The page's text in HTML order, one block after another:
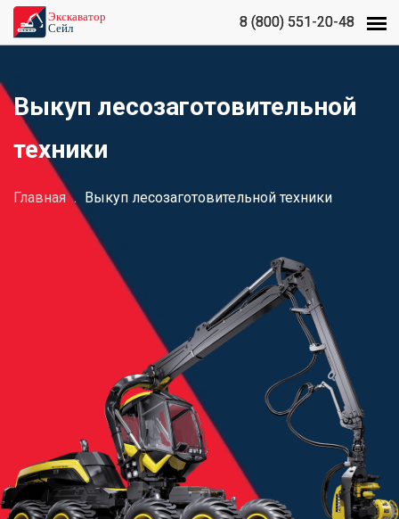
8 (800) 551-20-48
8 (800) 551-20-48
Выкуп лесозаготовительной
техники
Главная . Выкуп лесозаготовительной техники